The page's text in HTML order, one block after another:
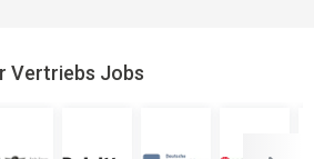
Vertriebs Jobs